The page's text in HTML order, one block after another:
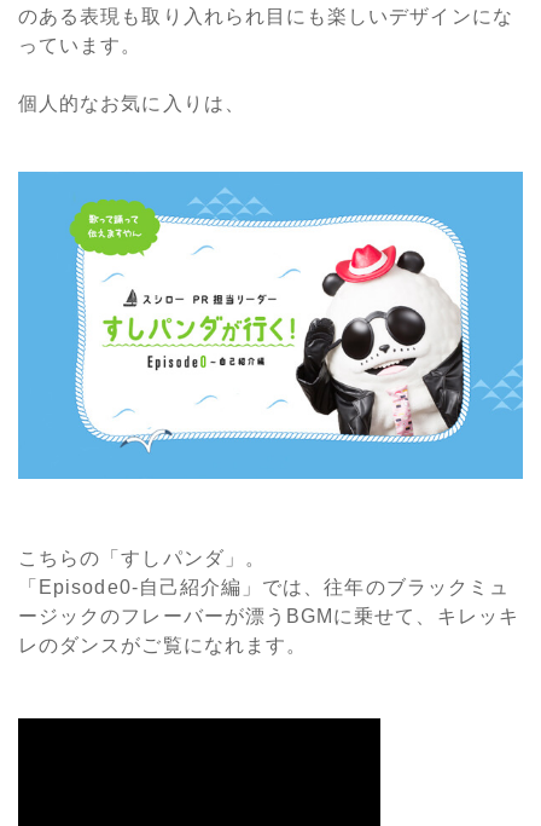
のある表現も取り入れられ目にも楽しいデザインにな
っています。
個人的なお気に入りは、
こちらの「すしパンダ」。
「Episode0-自己紹介編」では、往年のブラックミュ
ージックのフレーバーが漂うBGMに乗せて、キレッキ
レのダンスがご覧になれます。